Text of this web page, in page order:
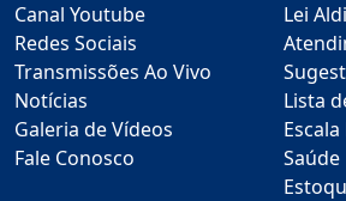
Canal Youtube
Redes Sociais
Transmissões Ao Vivo
Notícias
Galeria de Vídeos
Fale Conosco
Lei
Lista
Saúde